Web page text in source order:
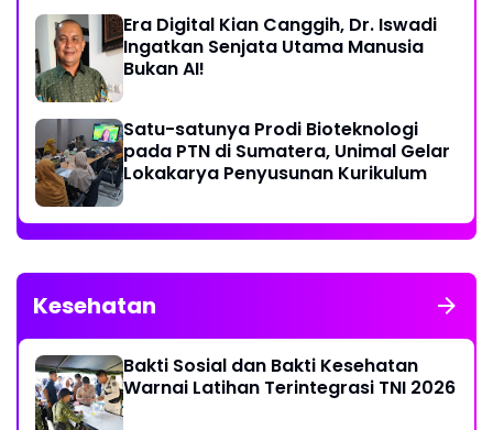
Era Digital Kian Canggih, Dr. Iswadi
Ingatkan Senjata Utama Manusia
Bukan AI!
Satu-satunya Prodi Bioteknologi
pada PTN di Sumatera, Unimal Gelar
Lokakarya Penyusunan Kurikulum
Kesehatan
Bakti Sosial dan Bakti Kesehatan
Warnai Latihan Terintegrasi TNI 2026